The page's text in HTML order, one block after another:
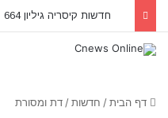
חדשות קיסריה גיליון 664
דף הבית/ חדשות/ דת ומסורת